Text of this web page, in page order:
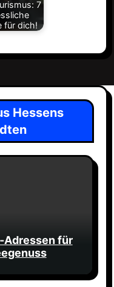
7
für dich!
Hessens
Adressen für